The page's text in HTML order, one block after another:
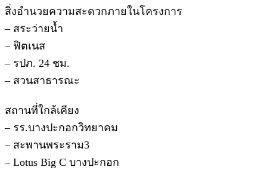
สิ่งอำนวยความสะดวกภายในโครงการ
– สระว่ายน้ำ
– ฟิตเนส
– รปภ. 24 ชม.
– สวนสาธารณะ
สถานที่ใกล้เคียง
– รร.บางปะกอกวิทยาคม
– สะพานพระราม3
– Lotus Big C บางปะกอก